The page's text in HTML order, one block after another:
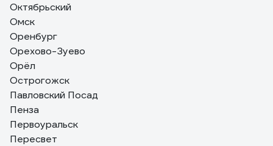
Октябрьский
Омск
Оренбург
Орехово-Зуево
Орёл
Острогожск
Павловский Посад
Пенза
Первоуральск
Пересвет